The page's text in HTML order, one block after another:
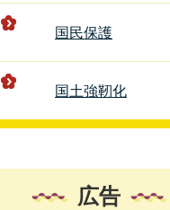
国民保護
国土強靭化
広告